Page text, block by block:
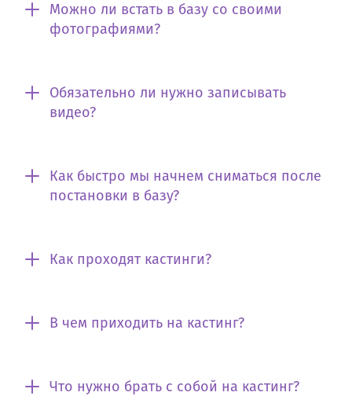
Можно ли встать в базу со своими
фотографиями?
Обязательно ли нужно записывать
видео?
Как быстро мы начнем сниматься после
постановки в базу?
Как проходят кастинги?
В чем приходить на кастинг?
Что нужно брать с собой на кастинг?